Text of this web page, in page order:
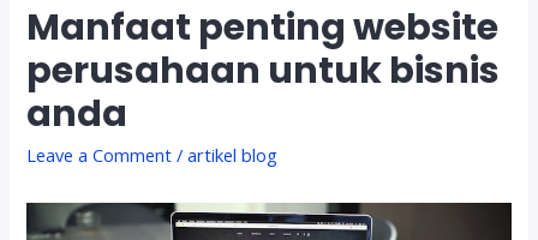
I
N
Manfaat penting website
perusahaan untuk bisnis
anda
Leave a Comment /artikel blog